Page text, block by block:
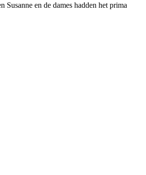
en de dames hadden het prima